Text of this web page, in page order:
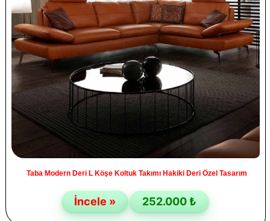
Taba Modern Deri L Köşe Koltuk Takımı Hakiki Deri Özel Tasarım
İncele » 252.000 ₺